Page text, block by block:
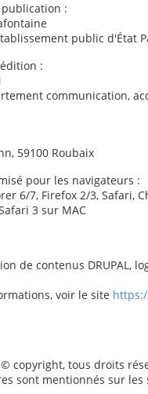
:
public d'État
:
communication,
59100 Roubaix
pour les navigateurs :
6/7, Firefox 2/3, Safari,
3 sur MAC
de contenus DRUPAL,
voir le site
copyright, tous droits
sont mentionnés sur les